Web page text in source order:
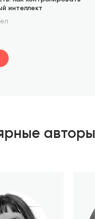
интеллект
авторы